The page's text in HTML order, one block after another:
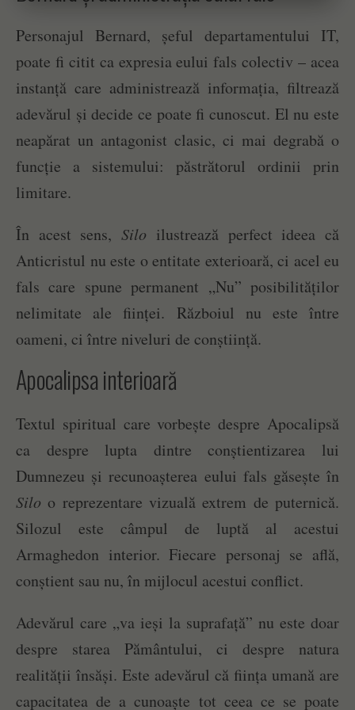
Personajul Bernard, șeful departamentului IT,
poate fi citit ca expresia eului fals colectiv – acea
instanță care administrează informația, filtrează
adevărul și decide ce poate fi cunoscut. El nu este
neapărat un antagonist clasic, ci mai degrabă o
funcție a sistemului: păstrătorul ordinii prin
limitare.
În acest sens,Silo ilustrează perfect ideea că
Anticristul nu este o entitate exterioară, ci acel eu
fals care spune permanent „Nu” posibilităților
nelimitate ale ființei. Războiul nu este între
oameni, ci între niveluri de conștiință.
Apocalipsa interioară
Textul spiritual care vorbește despre Apocalipsă
ca despre lupta dintre conștientizarea lui
Dumnezeu și recunoașterea eului fals găsește în
Silo o reprezentare vizuală extrem de puternică.
Silozul este câmpul de luptă al acestui
Armaghedon interior. Fiecare personaj se află,
conștient sau nu, în mijlocul acestui conflict.
Adevărul care „va ieși la suprafață” nu este doar
despre starea Pământului, ci despre natura
realității însăși. Este adevărul că ființa umană are
capacitatea de a cunoaște tot ceea ce se poate